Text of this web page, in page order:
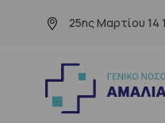
25ης Μαρτίου 14